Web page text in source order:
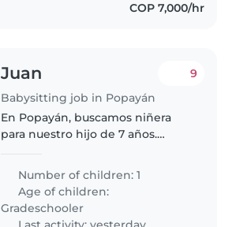
COP 7,000/hr
Juan
Babysitting job in Popayán
9
En Popayán, buscamos niñera
para nuestro hijo de 7 años.
acompañarlo en sus actividades
diarias con paciencia y
creatividad. Horario: necesitamos
un total..
Number of children: 1
Age of children:
Gradeschooler